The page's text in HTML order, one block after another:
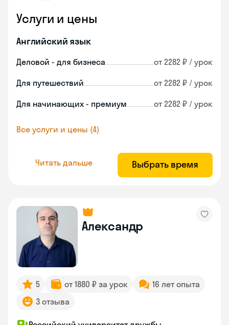
Услуги и цены
Английский язык
Деловой - для бизнеса от 2282 ₽ / урок
Для путешествий от 2282 ₽ / урок
Для начинающих - премиум от 2282 ₽ / урок
Все услуги и цены (4)
Читать дальше Выбрать время
Александр
5 от 1880 ₽ за урок
16 лет опыта
3 отзыва